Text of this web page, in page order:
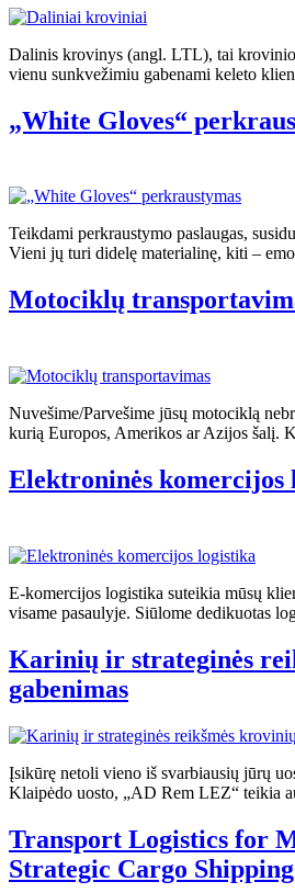
Dalinis krovinys (angl. LTL), tai
vienu sunkvežimiu gabenami keleto
„White Gloves“
Teikdami perkraustymo paslaugas,
Vieni jų turi didelę materialinę, kiti –
Motociklų
Nuvešime/Parvešime jūsų motociklą
kurią Europos, Amerikos ar Azijos šalį.
Elektroninės komercijos
E-komercijos logistika suteikia mūsų
visame pasaulyje. Siūlome dedikuotas
Karinių ir strateginės
gabenimas
Įsikūrę netoli vieno iš svarbiausių jūrų
Klaipėdo uosto, „AD Rem LEZ“ teikia
Transport Logistics for
Strategic Cargo Shipping